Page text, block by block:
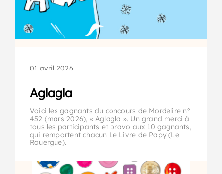
01 avril 2026
Aglagla
Voici les gagnants du concours de Mordelire n°
452 (mars 2026), « Aglagla ». Un grand merci à
tous les participants et bravo aux 10 gagnants,
qui remportent chacun Le Livre de Papy (Le
Rouergue).